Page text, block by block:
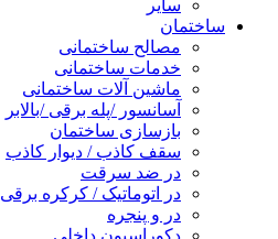
سایر
ساختمان
مصالح ساختمانی
خدمات ساختمانی
ماشین آلات ساختمانی
آسانسور /پله برقی /بالابر
بازسازی ساختمان
سقف کاذب / دیوار کاذب
در ضد سرقت
در اتوماتیک / کرکره برقی
در و پنجره